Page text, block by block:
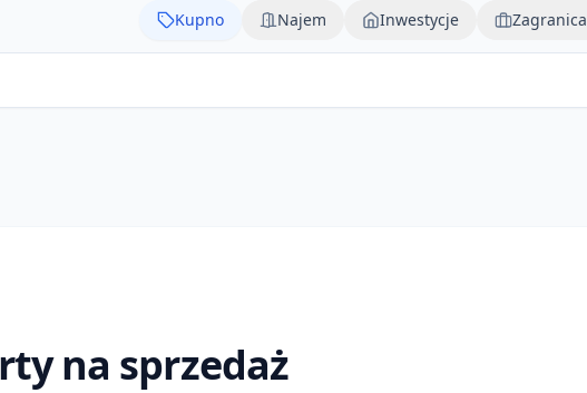
Kupno Najem Inwestycje Zagranica
na sprzedaż